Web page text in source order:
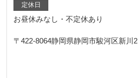
定休日
お昼休みなし・不定休あり
〒422-8064静岡県静岡市駿河区新川